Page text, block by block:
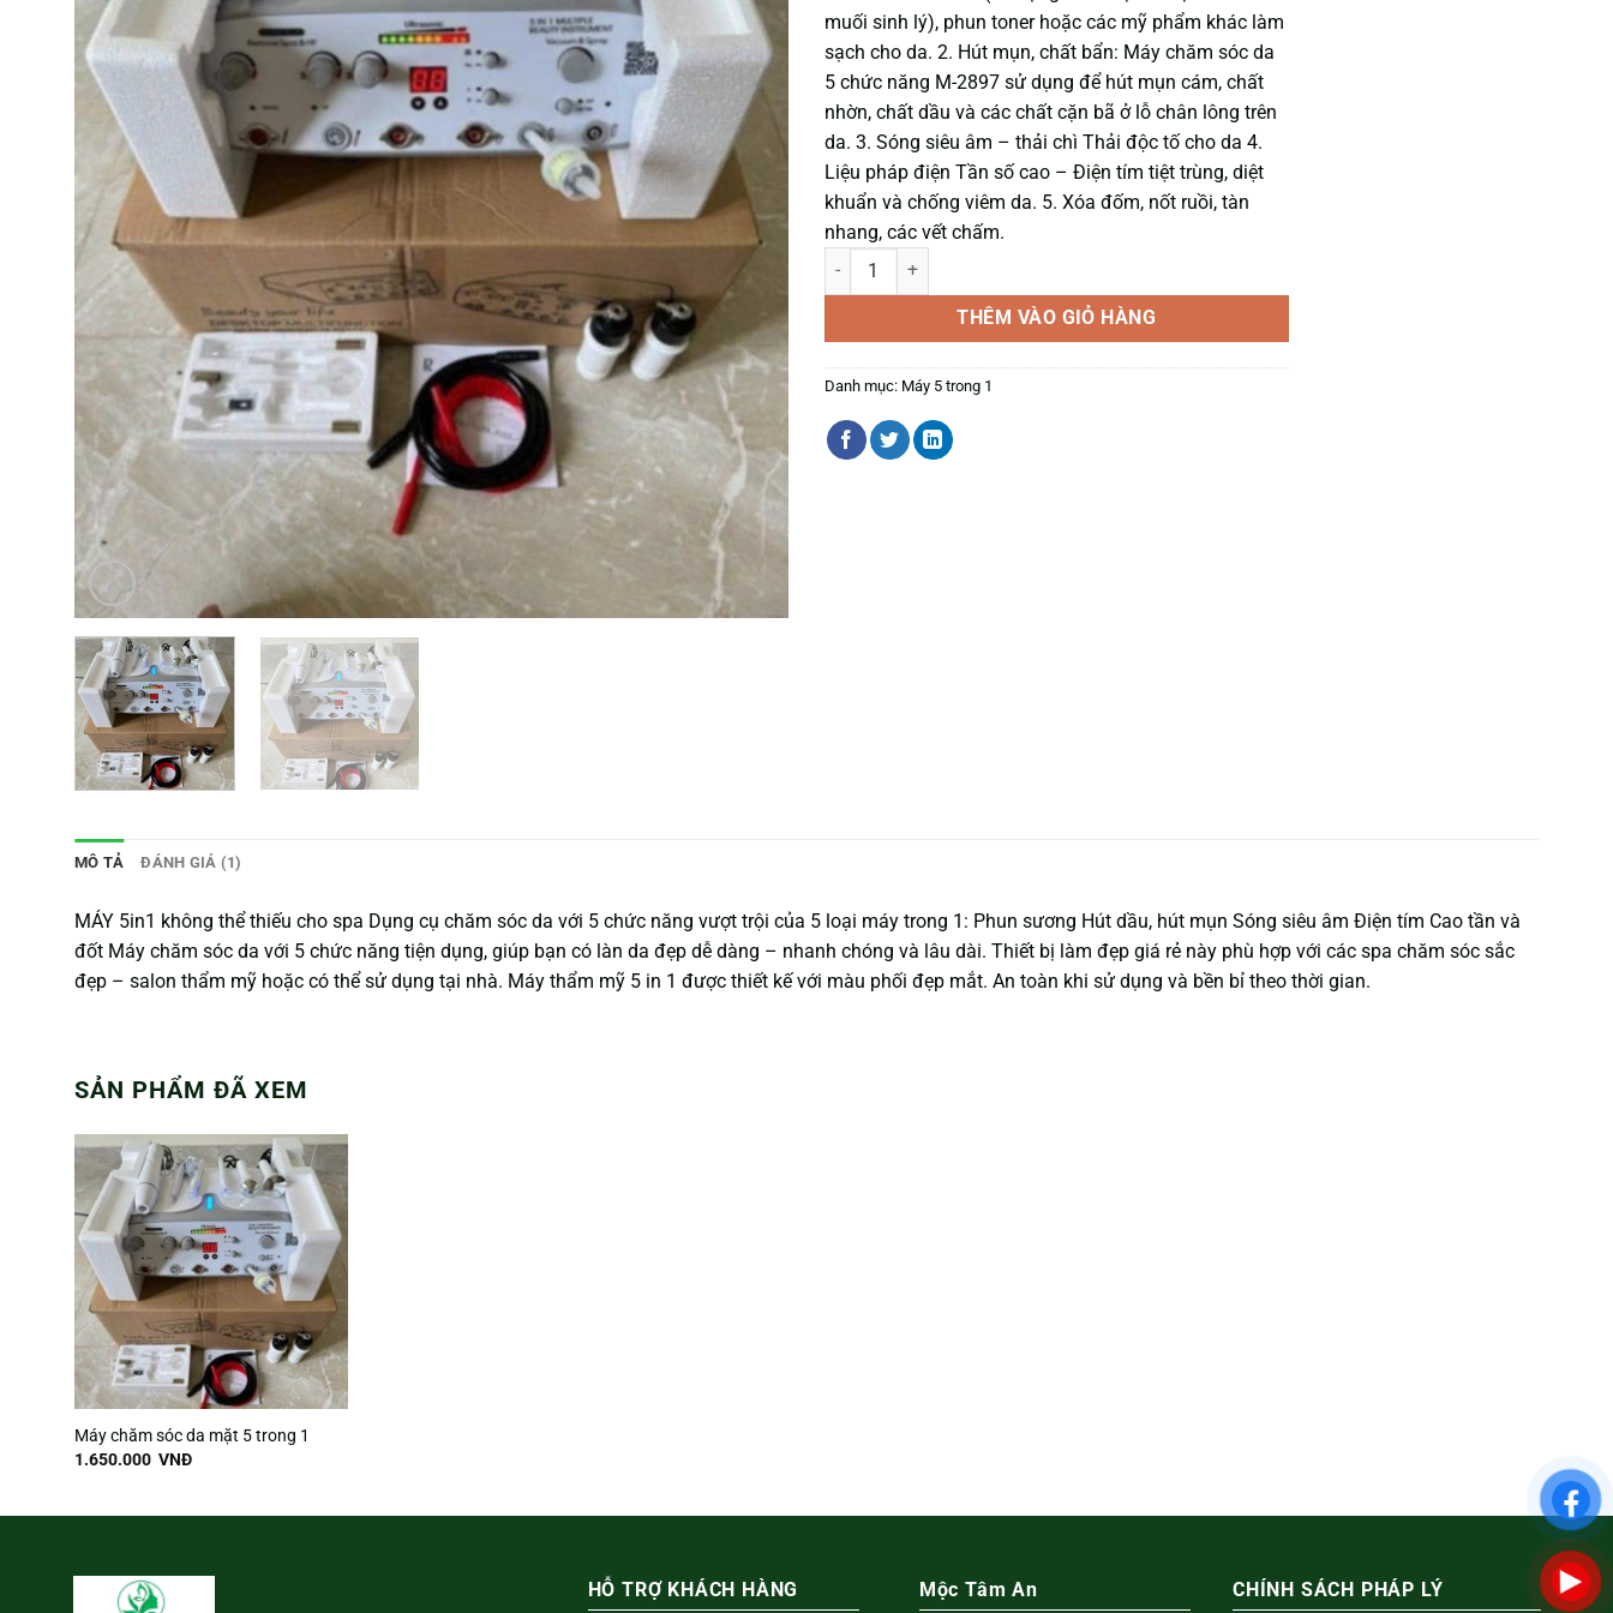
muối sinh lý), phun toner hoặc các mỹ phẩm khác làm
sạch cho da. 2. Hút mụn, chất bẩn: Máy chăm sóc da
5 chức năng M-2897 sử dụng để hút mụn cám, chất
nhờn, chất dầu và các chất cặn bã ở lỗ chân lông trên
da. 3. Sóng siêu âm – thải chì Thải độc tố cho da 4.
Liệu pháp điện Tần số cao – Điện tím tiệt trùng, diệt
khuẩn và chống viêm da. 5. Xóa đốm, nốt ruồi, tàn
nhang, các vết chấm.
Máy chăm sóc da mặt 5 trong 1 số lượng
THÊM VÀO GIỎ HÀNG
Danh mục: Máy 5 trong 1
MÔ TẢ ĐÁNH GIÁ (1)
MÁY 5in1 không thể thiếu cho spa Dụng cụ chăm sóc da với 5 chức năng vượt trội của 5 loại máy trong 1: Phun sương Hút dầu, hút mụn Sóng siêu âm Điện tím Cao tần và
đốt Máy chăm sóc da với 5 chức năng tiện dụng, giúp bạn có làn da đẹp dễ dàng – nhanh chóng và lâu dài. Thiết bị làm đẹp giá rẻ này phù hợp với các spa chăm sóc sắc
đẹp – salon thẩm mỹ hoặc có thể sử dụng tại nhà. Máy thẩm mỹ 5 in 1 được thiết kế với màu phối đẹp mắt. An toàn khi sử dụng và bền bỉ theo thời gian.
SẢN PHẨM ĐÃ XEM
Máy chăm sóc da mặt 5 trong 1
1.650.000 VNĐ
HỖ TRỢ KHÁCH HÀNG Mộc Tâm An CHÍNH SÁCH PHÁP LÝ